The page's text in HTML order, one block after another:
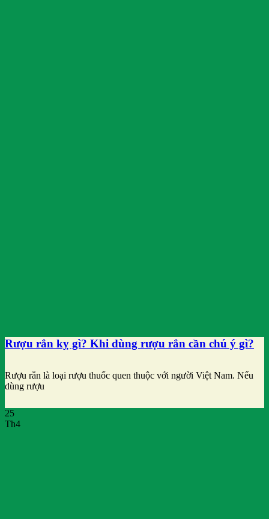
Rượu rắn kỵ gì? Khi dùng rượu rắn cần chú ý gì?
Rượu rắn là loại rượu thuốc quen thuộc với người Việt Nam. Nếu
dùng rượu
25
Th4